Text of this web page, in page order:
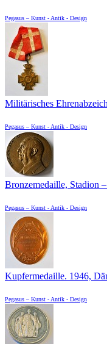
Pegasus – Kunst - Antik - Design
Militärisches
Pegasus – Kunst - Antik - Design
Bronzemedaille, Stadion
Pegasus – Kunst - Antik - Design
Kupfermedaille. 1946,
Pegasus – Kunst - Antik - Design